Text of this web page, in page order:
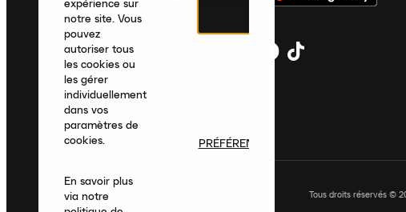
Tous droits réservés ©
expérience sur
notre site. Vous
pouvez
autoriser tous
les cookies ou
les gérer
individuellement
dans vos
paramètres de
cookies.
En savoir plus
via notre
PRÉFÉRENCES